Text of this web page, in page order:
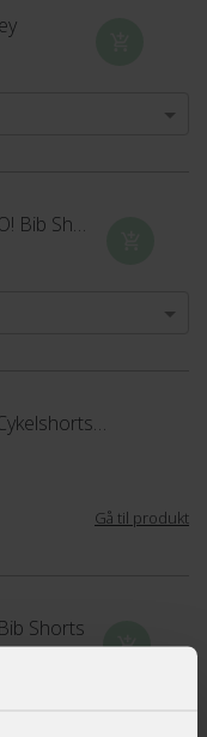
FUSION Womens TEMPO! Bib Shorts
Endurance Jayne XQL Cykelshorts m. seler til kvinder
Gå til produkt
Shorts